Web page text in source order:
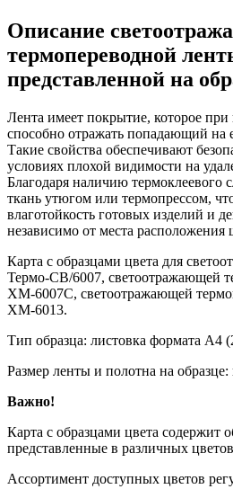
Описание
термопереводной
представленной на
Лента имеет покрытие, которое
способно отражать попадающий на
Такие свойства обеспечивают
условиях плохой видимости на
Благодаря наличию термоклеевого
ткань утюгом или термопрессом,
влаготойкость готовых изделий и
независимо от места расположения
Карта с образцами цвета для
Термо-СВ/6007, светоотражающей
ХМ-6007С, светоотражающей
ХМ-6013.
Тип образца: листовка формата А4
Размер ленты и полотна на
Важно!
Карта с образцами цвета содержит
представленные в различных
Ассортимент доступных цветов